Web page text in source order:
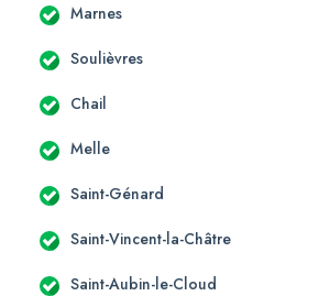
Marnes
Soulièvres
Chail
Melle
Saint-Génard
Saint-Vincent-la-Châtre
Saint-Aubin-le-Cloud